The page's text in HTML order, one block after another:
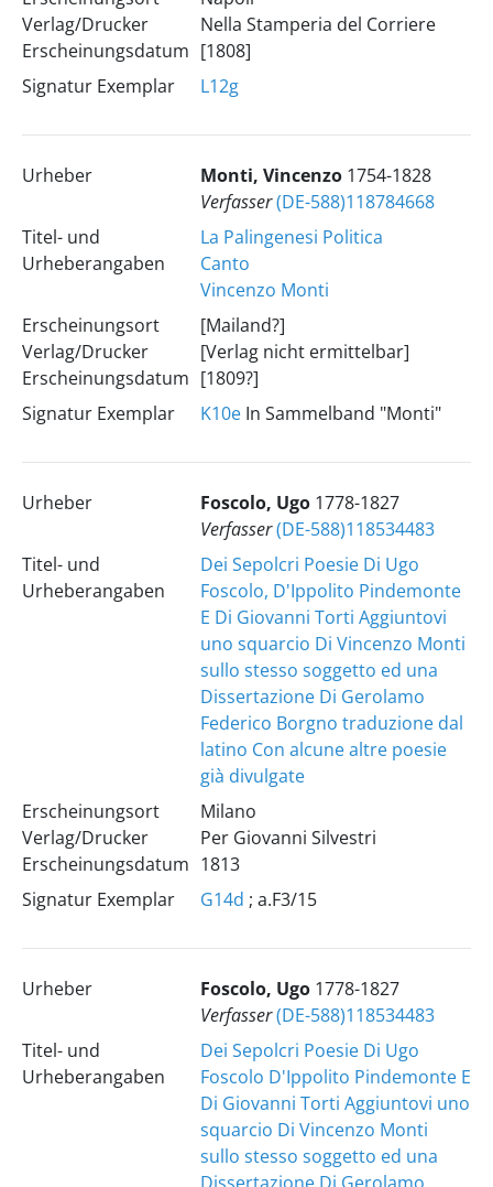
Verlag/Drucker
Erscheinungsdatum
Nella Stamperia del Corriere
[1808]
Signatur Exemplar
L12g
Urheber Monti, Vincenzo 1754-1828
Verfasser(DE-588)118784668
Titel- und
Urheberangaben
La Palingenesi Politica
Canto
Vincenzo Monti
Erscheinungsort
Verlag/Drucker
Erscheinungsdatum
[Mailand?]
[Verlag nicht ermittelbar]
[1809?]
Signatur Exemplar
K10eIn Sammelband "Monti"
Urheber Foscolo, Ugo 1778-1827
Verfasser(DE-588)118534483
Titel- und
Urheberangaben
Dei Sepolcri Poesie Di Ugo
Foscolo, D'Ippolito Pindemonte
E Di Giovanni Torti Aggiuntovi
uno squarcio Di Vincenzo Monti
sullo stesso soggetto ed una
Dissertazione Di Gerolamo
Federico Borgno traduzione dal
latino Con alcune altre poesie
già divulgate
Erscheinungsort
Verlag/Drucker
Erscheinungsdatum
Milano
Per Giovanni Silvestri
1813
Signatur Exemplar
G14d ; a.F3/15
Urheber Foscolo, Ugo 1778-1827
Verfasser(DE-588)118534483
Titel- und
Urheberangaben
Dei Sepolcri Poesie Di Ugo
Foscolo D'Ippolito Pindemonte E
Di Giovanni Torti Aggiuntovi uno
squarcio Di Vincenzo Monti
sullo stesso soggetto ed una